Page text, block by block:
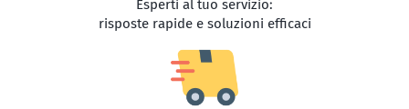
Esperti al tuo servizio:
risposte rapide e soluzioni efficaci